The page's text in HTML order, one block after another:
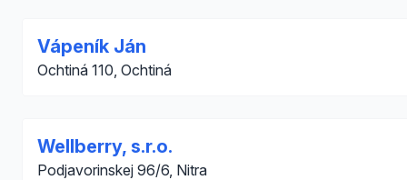
Vápeník Ján
Ochtiná 110, Ochtiná
Wellberry, s.r.o.
Podjavorinskej 96/6, Nitra